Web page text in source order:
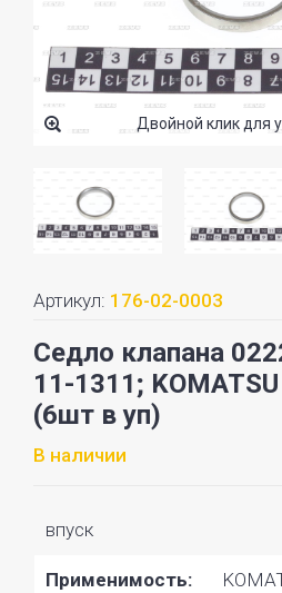
Двойной клик для
Артикул: 176-02-0003
Седло клапана
11-1311;
(6шт в уп)
В наличии
впуск
Применимость: